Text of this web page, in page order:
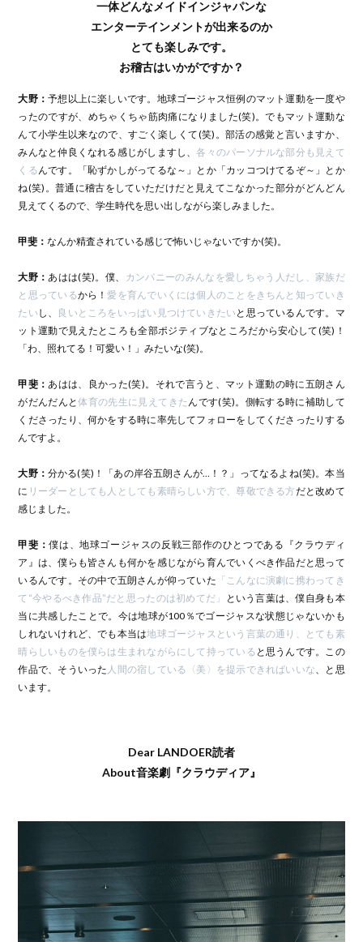
一体どんなメイドインジャパンな
エンターテインメントが出来るのか
とても楽しみです。
お稽古はいかがですか？
大野：予想以上に楽しいです。地球ゴージャス恒例のマット運動を一度や
ったのですが、めちゃくちゃ筋肉痛になりました(笑)。でもマット運動な
んて小学生以来なので、すごく楽しくて(笑)。部活の感覚と言いますか、
みんなと仲良くなれる感じがしますし、各々のパーソナルな部分も見えて
くるんです。「恥ずかしがってるな～」とか「カッコつけてるぞ～」とか
ね(笑)。普通に稽古をしていただけだと見えてこなかった部分がどんどん
見えてくるので、学生時代を思い出しながら楽しみました。
甲斐：なんか精査されている感じで怖いじゃないですか(笑)。
大野：あはは(笑)。僕、 カンパニーのみんなを愛しちゃう人だし、家族だ
と思っているから！愛を育んでいくには個人のことをきちんと知っていき
たい し、 良いところをいっぱい見つけていきたい と思っているんです。マ
ット運動で見えたところも全部ポジティブなところだから安心して(笑)！
「わ、照れてる！可愛い！」みたいな(笑)。
甲斐：あはは、良かった(笑)。それで言うと、マット運動の時に五朗さん
がだんだんと体育の先生に見えてきたんです(笑)。側転する時に補助して
くださったり、何かをする時に率先してフォローをしてくださったりする
んですよ。
大野： 分かる(笑)！「あの岸谷五朗さんが…！？」ってなるよね(笑)。本当
に リーダーとしても人としても素晴らしい方で、尊敬できる方だと改めて
感じました。
甲斐：僕は、地球ゴージャスの反戦三部作のひとつである『クラウディ
ア』は、僕らも皆さんも何かを感じながら育んでいくべき作品だと思って
いるんです。その中で五朗さんが仰っていた 「こんなに演劇に携わってき
て“今やるべき作品”だと思ったのは初めてだ」
という言葉は、僕自身も本
当に共感したことで。今は地球が100％でゴージャスな状態じゃないかも
しれないけれど、でも本当は地球ゴージャスという言葉の通り、とても素
晴らしいものを僕らは生まれながらにして持っている と思うんです。この
作品で、そういった 人間の宿している〈美〉を提示できればいいな、と思
います。
Dear LANDOER読者
About音楽劇『クラウディア』